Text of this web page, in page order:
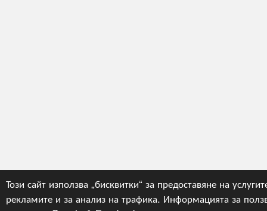
Този сайт използва „бисквитки“ за предоставяне на
рекламите и за анализ на трафика. Информацията за